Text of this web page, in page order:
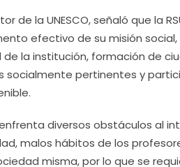
de la UNESCO, señaló que la
efectivo de su misión
la institución, formación de
socialmente pertinentes y
diversos obstáculos al
malos hábitos de los
misma, por lo que se